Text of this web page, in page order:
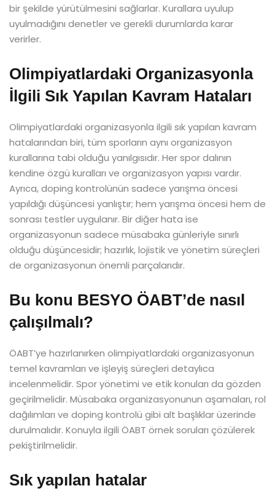
bir şekilde yürütülmesini sağlarlar. Kurallara uyulup
uyulmadığını denetler ve gerekli durumlarda karar
verirler.
Olimpiyatlardaki Organizasyonla
İlgili Sık Yapılan Kavram Hataları
Olimpiyatlardaki organizasyonla ilgili sık yapılan kavram
hatalarından biri, tüm sporların aynı organizasyon
kurallarına tabi olduğu yanılgısıdır. Her spor dalının
kendine özgü kuralları ve organizasyon yapısı vardır.
Ayrıca, doping kontrolünün sadece yarışma öncesi
yapıldığı düşüncesi yanlıştır; hem yarışma öncesi hem de
sonrası testler uygulanır. Bir diğer hata ise
organizasyonun sadece müsabaka günleriyle sınırlı
olduğu düşüncesidir; hazırlık, lojistik ve yönetim süreçleri
de organizasyonun önemli parçalarıdır.
Bu konu BESYO ÖABT’de nasıl
çalışılmalı?
ÖABT’ye hazırlanırken olimpiyatlardaki organizasyonun
temel kavramları ve işleyiş süreçleri detaylıca
incelenmelidir. Spor yönetimi ve etik konuları da gözden
geçirilmelidir. Müsabaka organizasyonunun aşamaları, rol
dağılımları ve doping kontrolü gibi alt başlıklar üzerinde
durulmalıdır. Konuyla ilgili ÖABT örnek soruları çözülerek
pekiştirilmelidir.
Sık yapılan hatalar